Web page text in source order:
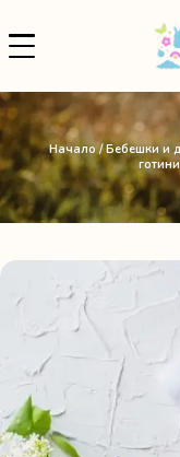
Начало/Бебешки и
готини